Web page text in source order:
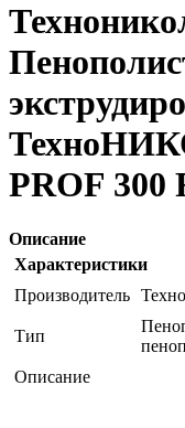
PROF 300
Описание
Характеристики
Производитель
Тип
Описание